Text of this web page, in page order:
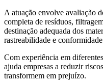
A atuação envolve avaliação
completa de resíduos,
destinação adequada dos
rastreabilidade e
Com experiência em
ajuda empresas a reduzir
transformem em prejuízo.